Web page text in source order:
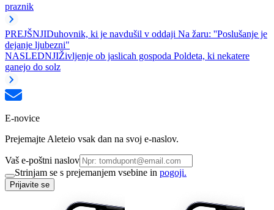
praznik
PREJŠNJIDuhovnik, ki je navdušil v oddaji Na žaru: ''Poslušanje je
dejanje ljubezni"
NASLEDNJIŽivljenje ob jaslicah gospoda Poldeta, ki nekatere
ganejo do solz
E-novice
Prejemajte Aleteio vsak dan na svoj e-naslov.
Vaš e-poštni naslov
Strinjam se s prejemanjem vsebine in pogoji.
Prijavite se